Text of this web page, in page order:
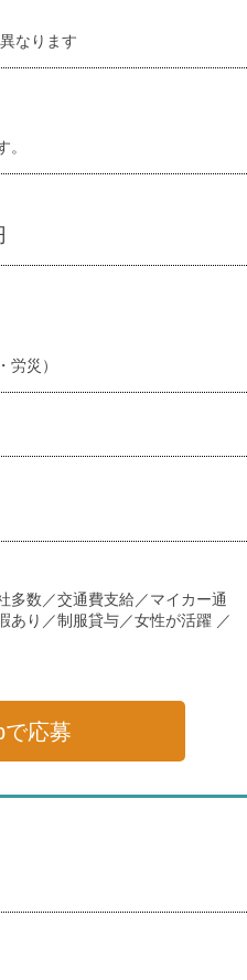
なります
労災）
多数／交通費支給／マイカー通
あり／制服貸与／女性が活躍 ／
で応募